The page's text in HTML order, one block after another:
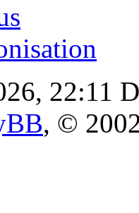
22:11
, ©